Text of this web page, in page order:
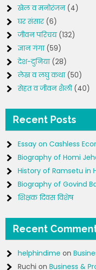
खेल व मनोरंजन(4)
घर संसार(6)
जीवन परिचय(132)
ज्ञान गंगा(59)
देश-दुनिया(28)
लेख व लघु कथा(50)
सेहत व जीवन शैली(40)
Recent Posts
Essay on Cashless
Biography of Homi
History of Ramsetu in
Biography of Govind
शिक्षक दिवस विशेष
Recent
helphindime on
Ruchi onBusiness &